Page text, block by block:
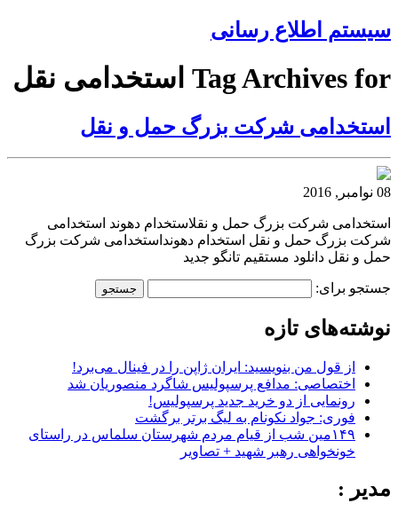
سیستم اطلاع رسانی
Tag Archives for استخدامی نقل
استخدامی شرکت بزرگ حمل و نقل
08 نوامبر, 2016
استخدامی شرکت بزرگ حمل و نقلاستخدام دهوند استخدامی
شرکت بزرگ حمل و نقل استخدام دهونداستخدامی شرکت بزرگ
حمل و نقل دانلود مستقیم تانگو جدید
جستجو برای:
نوشته‌های تازه
از قول من بنویسید: ایران ژاپن را در فینال می‌برد!
اختصاصی: مدافع پرسپولیس شاگرد منصوریان شد
رونمایی از دو خرید جدید پرسپولیس!
فوری: جواد نکونام به لیگ برتر برگشت
۱۴۹مین شب از قیام مردم شهرستان سلماس در راستای
خونخواهی رهبر شهید + تصاویر
مدیر :